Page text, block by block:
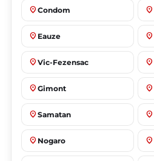
place Condom place
place Eauze place
place Vic-Fezensac place
place Gimont place
place Samatan place
place Nogaro place